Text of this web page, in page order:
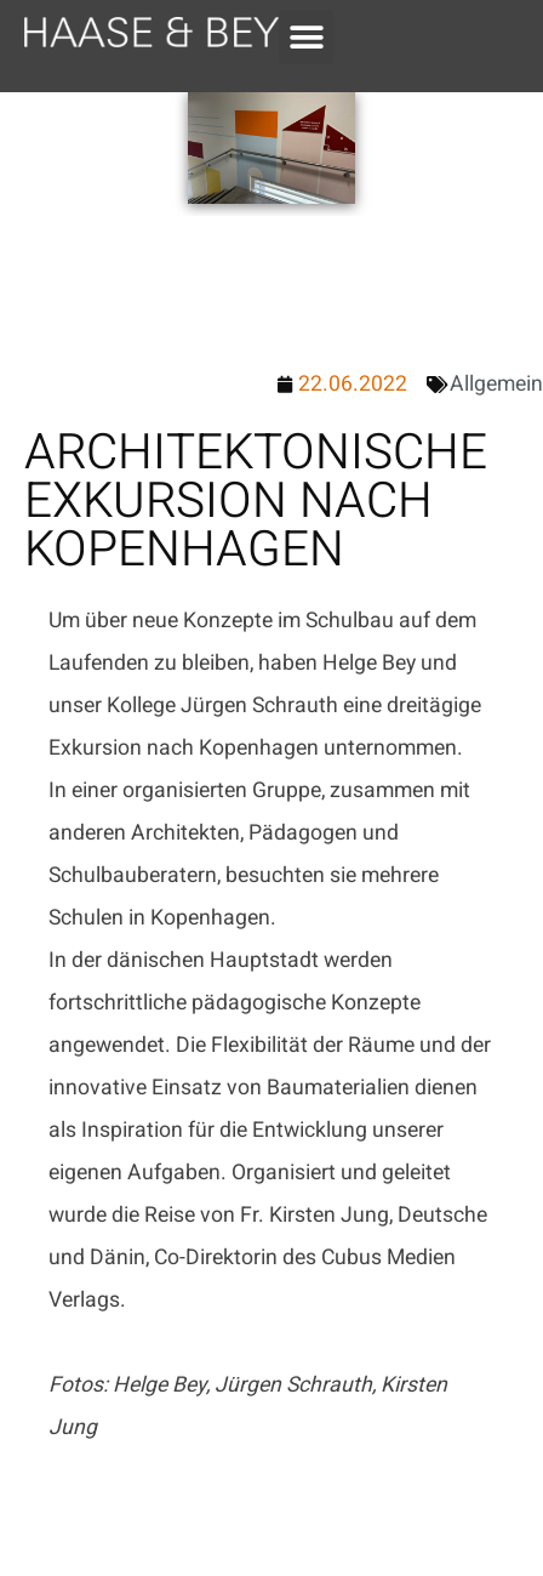
22.06.2022 Allgemein
ARCHITEKTONISCHE
EXKURSION NACH
KOPENHAGEN
Um über neue Konzepte im Schulbau auf dem
Laufenden zu bleiben, haben Helge Bey und
unser Kollege Jürgen Schrauth eine dreitägige
Exkursion nach Kopenhagen unternommen.
In einer organisierten Gruppe, zusammen mit
anderen Architekten, Pädagogen und
Schulbauberatern, besuchten sie mehrere
Schulen in Kopenhagen.
In der dänischen Hauptstadt werden
fortschrittliche pädagogische Konzepte
angewendet. Die Flexibilität der Räume und der
innovative Einsatz von Baumaterialien dienen
als Inspiration für die Entwicklung unserer
eigenen Aufgaben. Organisiert und geleitet
wurde die Reise von Fr. Kirsten Jung, Deutsche
und Dänin, Co-Direktorin des Cubus Medien
Verlags.
Fotos: Helge Bey, Jürgen Schrauth, Kirsten
Jung